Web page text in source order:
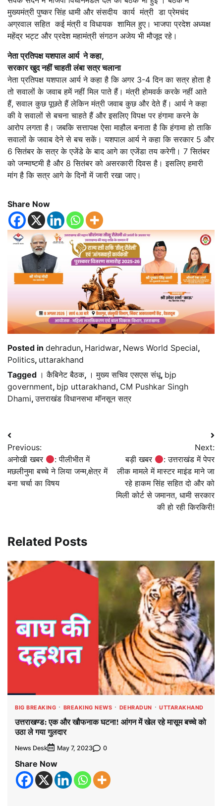
मुख्यमंत्री पुष्कर सिंह धामी और संसदीय कार्य मंत्री डा प्रेमचंद
अग्रवाल सहित कई मंत्री व विधायक शामिल हुए। भाजपा प्रदेश अध्यक्ष
महेंद्र भट्ट और प्रदेश महामंत्री संगठन अजेय भी मौजूद रहे।
नेता प्रतिपक्ष यशपाल आर्य ने कहा,
सरकार खुद नहीं चाहती लंबा सत्र चलाना
नेता प्रतिपक्ष यशपाल आर्य ने कहा है कि अगर 3-4 दिन का सत्र होता है
तो सवालों के जवाब हमें नहीं मिल पाते हैं। मंत्री होमवर्क करके नहीं आते
हैं, सवाल कुछ पूछते हैं लेकिन मंत्री जवाब कुछ और देते हैं। आर्य ने कहा
की वे सवालों से बचना चाहते हैं और इसलिए विपक्ष पर हंगामा करने के
आरोप लगता है। जबकि सत्तापक्ष ऐसा माहौल बनाता है कि हंगामा हो ताकि
सवालों के जवाब देने से बच सकें। यशपाल आर्य ने कहा कि सरकार 5 और
6 सितंबर के सत्र के एजेंडे के बाद आगे का एजेंडा तय करेगी। 7 सितंबर
को जन्माष्टमी है और 8 सितंबर को असरकारी दिवस है। इसलिए हमारी
मांग है कि सत्र आगे के दिनों में जारी रखा जाए।
Share Now
Posted in dehradun, Haridwar, News World Special,
Politics, uttarakhand
Tagged । कैबिनेट बैठक, । मुख्य सचिव एसएस संधू, bjp
government, bjp uttarakhand, CM Pushkar Singh
Dhami,उत्तराखंड विधानसभा मॉनसून सत्र
Post
navigation
Previous:
अनोखी खबर
: पीलीभीत में
मछलीनुमा बच्चे ने लिया जन्म,क्षेत्र में
बना चर्चा का विषय
Next:
बड़ी खबर
: उत्तराखंड में पेपर
लीक मामले में मास्टर माइंड माने जा
रहे हाकम सिंह सहित दो और को
मिली कोर्ट से जमानत, धामी सरकार
की हो रही किरकिरी!
Related Posts
BIG BREAKING BREAKING NEWS DEHRADUN UTTARAKHAND
उत्तराखण्ड: एक और खौफनाक घटना! आंगन में खेल रहे मासूम बच्चे को
उठा ले गया गुलदार
News Desk May 7, 2023 0
Share Now